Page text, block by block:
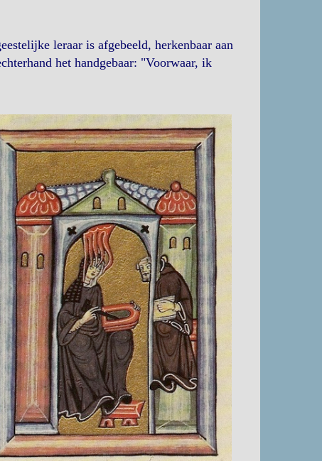
leraar is afgebeeld, herkenbaar aan
het handgebaar: "Voorwaar, ik